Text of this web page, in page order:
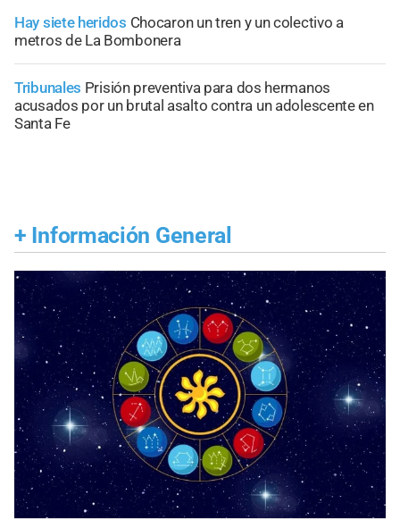
Hay siete heridos Chocaron un tren y un colectivo a
metros de La Bombonera
Tribunales Prisión preventiva para dos hermanos
acusados por un brutal asalto contra un adolescente en
Santa Fe
+ Información General